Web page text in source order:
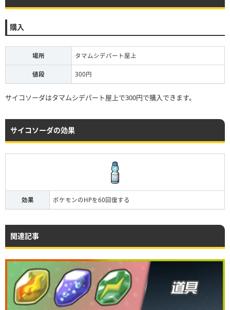
購入
場所 タマムシデパート屋上
値段 300円
サイコソーダはタマムシデパート屋上で300円で購入できます。
サイコソーダの効果
効果 ポケモンのHPを60回復する
関連記事